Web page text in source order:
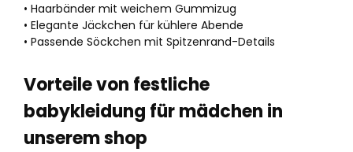
• Haarbänder mit weichem Gummizug
• Elegante Jäckchen für kühlere Abende
• Passende Söckchen mit Spitzenrand-Details
Vorteile von festliche
babykleidung für mädchen in
unserem shop